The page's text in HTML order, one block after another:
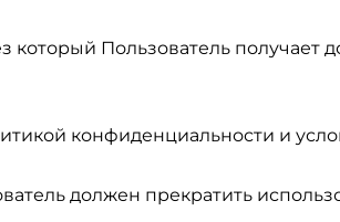
который Пользователь получает
конфиденциальности и
должен прекратить